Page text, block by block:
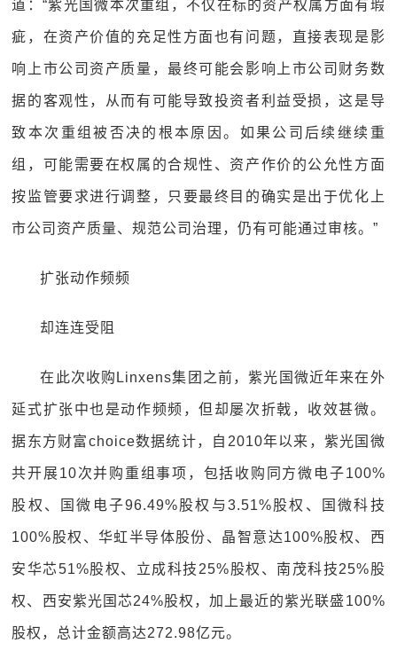
道：“紫光国微本次重组，不仅在标的资产权属方面有瑕
疵，在资产价值的充足性方面也有问题，直接表现是影
响上市公司资产质量，最终可能会影响上市公司财务数
据的客观性，从而有可能导致投资者利益受损，这是导
致本次重组被否决的根本原因。如果公司后续继续重
组，可能需要在权属的合规性、资产作价的公允性方面
按监管要求进行调整，只要最终目的确实是出于优化上
市公司资产质量、规范公司治理，仍有可能通过审核。”
扩张动作频频
却连连受阻
在此次收购Linxens集团之前，紫光国微近年来在外
延式扩张中也是动作频频，但却屡次折戟，收效甚微。
据东方财富choice数据统计，自2010年以来，紫光国微
共开展10次并购重组事项，包括收购同方微电子100%
股权、国微电子96.49%股权与3.51%股权、国微科技
100%股权、华虹半导体股份、晶智意达100%股权、西
安华芯51%股权、立成科技25%股权、南茂科技25%股
权、西安紫光国芯24%股权，加上最近的紫光联盛100%
股权，总计金额高达272.98亿元。